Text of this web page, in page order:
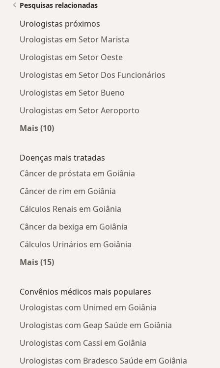
Pesquisas relacionadas
Urologistas próximos
Urologistas em Setor Marista
Urologistas em Setor Oeste
Urologistas em Setor Dos Funcionários
Urologistas em Setor Bueno
Urologistas em Setor Aeroporto
Mais (10)
Doenças mais tratadas
Câncer de próstata em Goiânia
Câncer de rim em Goiânia
Cálculos Renais em Goiânia
Câncer da bexiga em Goiânia
Cálculos Urinários em Goiânia
Mais (15)
Convênios médicos mais populares
Urologistas com Unimed em Goiânia
Urologistas com Geap Saúde em Goiânia
Urologistas com Cassi em Goiânia
Urologistas com Bradesco Saúde em Goiânia